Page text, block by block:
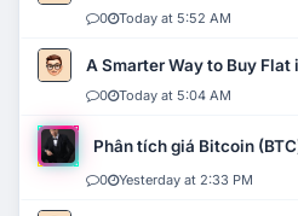
0 Today at 5:52 AM
A Smarter Way to Buy Flat
0 Today at 5:04 AM
Phân tích giá Bitcoin
0 Yesterday at 2:33 PM